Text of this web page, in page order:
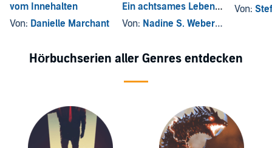
vom Innehalten
Von: Danielle Marchant
Ein achtsames Leben
führen in allen
Von: Nadine S. Weber, und andere
Von:
Hörbuchserien aller Genres entdecken